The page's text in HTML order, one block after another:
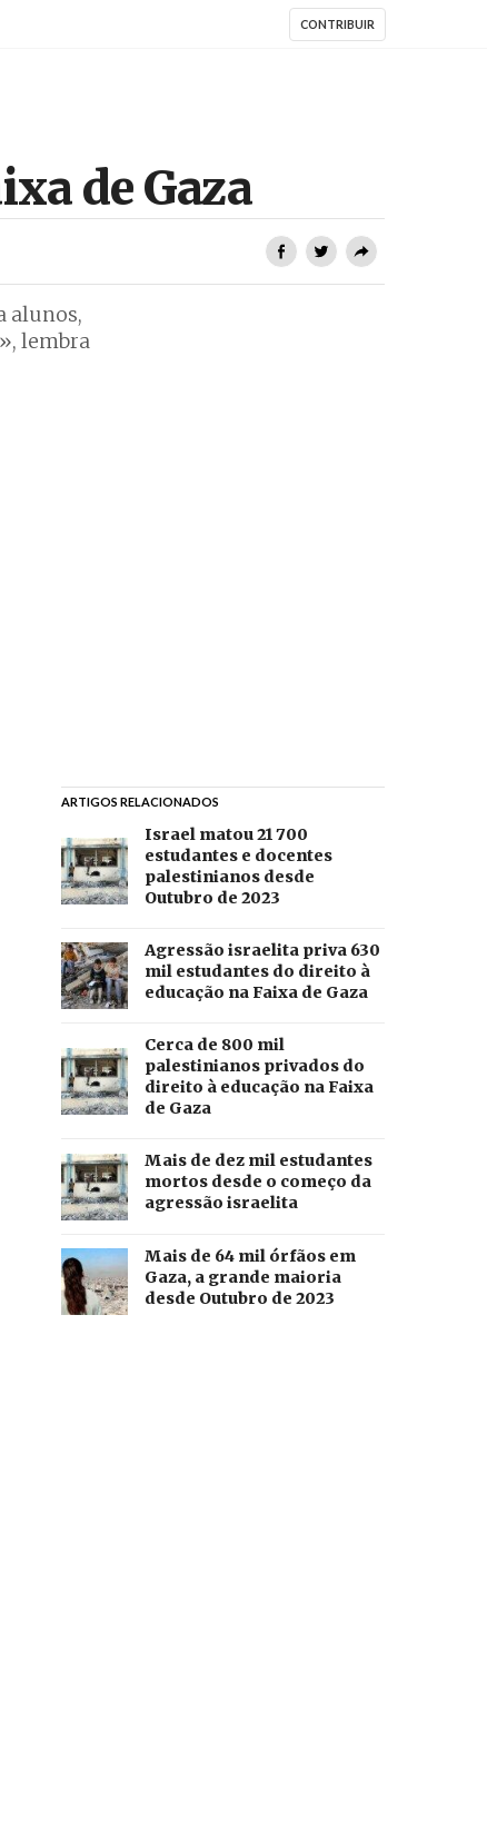
CONTRIBUIR
de Gaza
alunos,
lembra
ARTIGOS RELACIONADOS
Israel matou 21 700
estudantes e docentes
palestinianos desde
Outubro de 2023
Agressão israelita priva 630
mil estudantes do direito à
educação na Faixa de Gaza
Cerca de 800 mil
palestinianos privados do
direito à educação na Faixa
de Gaza
Mais de dez mil estudantes
mortos desde o começo da
agressão israelita
Mais de 64 mil órfãos em
Gaza, a grande maioria
desde Outubro de 2023